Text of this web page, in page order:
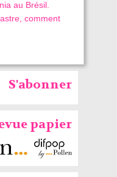
au Brésil.
comment
S'abonner
papier